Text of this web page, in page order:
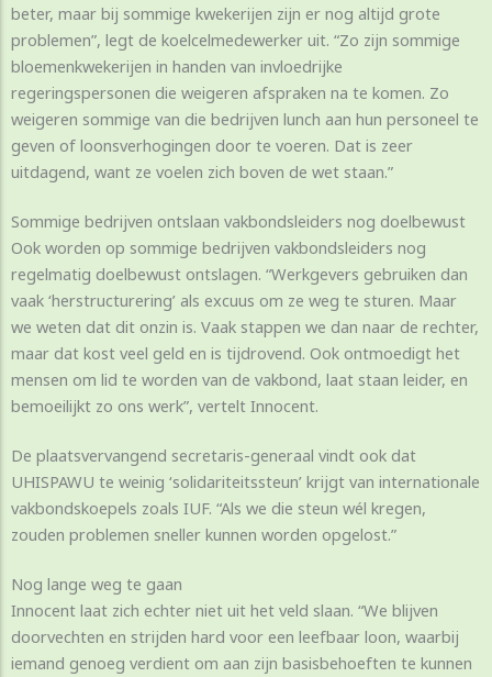
beter, maar bij sommige kwekerijen zijn er nog altijd grote
problemen”, legt de koelcelmedewerker uit. “Zo zijn sommige
bloemenkwekerijen in handen van invloedrijke
regeringspersonen die weigeren afspraken na te komen. Zo
weigeren sommige van die bedrijven lunch aan hun personeel te
geven of loonsverhogingen door te voeren. Dat is zeer
uitdagend, want ze voelen zich boven de wet staan.”
Sommige bedrijven ontslaan vakbondsleiders nog doelbewust
Ook worden op sommige bedrijven vakbondsleiders nog
regelmatig doelbewust ontslagen. “Werkgevers gebruiken dan
vaak ‘herstructurering’ als excuus om ze weg te sturen. Maar
we weten dat dit onzin is. Vaak stappen we dan naar de rechter,
maar dat kost veel geld en is tijdrovend. Ook ontmoedigt het
mensen om lid te worden van de vakbond, laat staan leider, en
bemoeilijkt zo ons werk”, vertelt Innocent.
De plaatsvervangend secretaris-generaal vindt ook dat
UHISPAWU te weinig ‘solidariteitssteun’ krijgt van internationale
vakbondskoepels zoals IUF. “Als we die steun wél kregen,
zouden problemen sneller kunnen worden opgelost.”
Nog lange weg te gaan
Innocent laat zich echter niet uit het veld slaan. “We blijven
doorvechten en strijden hard voor een leefbaar loon, waarbij
iemand genoeg verdient om aan zijn basisbehoeften te kunnen